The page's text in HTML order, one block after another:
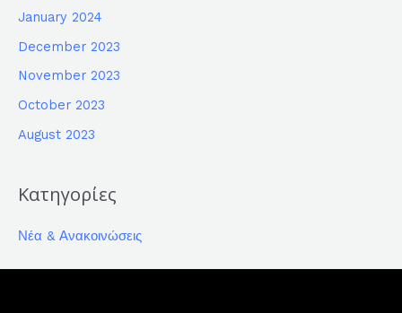
January 2024
December 2023
November 2023
October 2023
August 2023
Κατηγορίες
Νέα & Ανακοινώσεις